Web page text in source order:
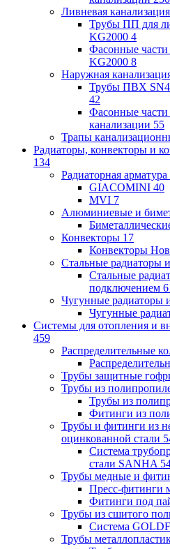
Ливневая канализация
Трубы ПП для
KG2000 4
Фасонные
KG2000 8
Наружная
Трубы ПВХ SN4
42
Фасонные
канализации 55
Трапы
Радиаторы, конвекторы и
134
Радиаторная
GIACOMINI 40
MVI 7
Алюминиевые и
Конвекторы 17
Конвекторы
Стальные радиаторы
Стальные
подключением
Чугунные радиаторы
Чугунные
Системы для отопления и
459
Распределительные
Трубы защитные
Трубы из
Трубы из
Фитинги из
Трубы и фитинги из
оцинкованной стали
Система
стали SANHA
Трубы медные и
Пресс-фитинги
Фитинги под
Трубы из сшитого
Система
Трубы